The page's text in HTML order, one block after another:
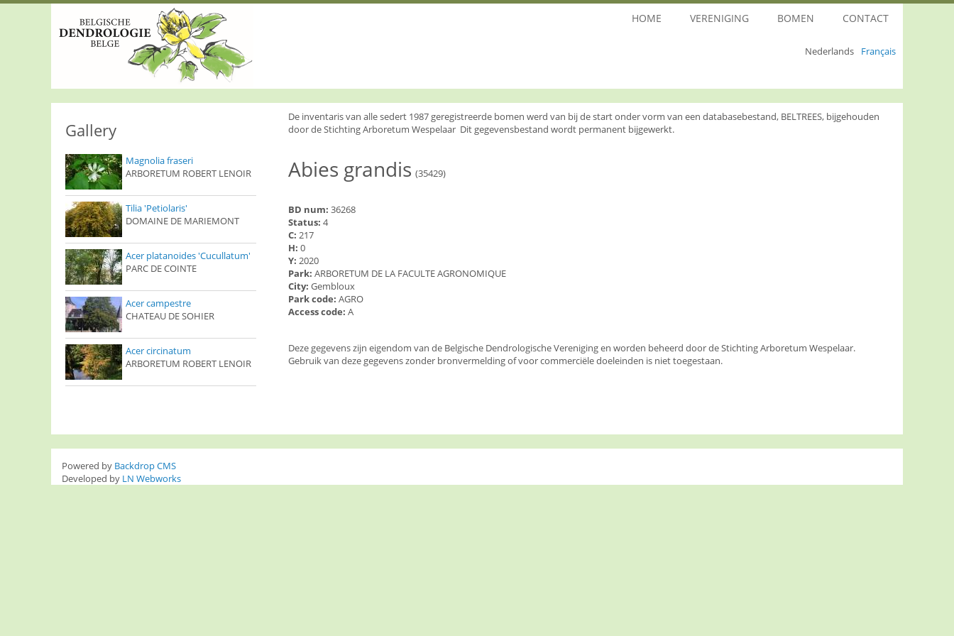
Nederlands Français
HOME VERENIGING BOMEN CONTACT
De inventaris van alle sedert 1987 geregistreerde bomen werd van bij de start onder vorm van een databasebestand, BELTREES, bijgehouden
door de Stichting Arboretum Wespelaar Dit gegevensbestand wordt permanent bijgewerkt.
Abies grandis (35429)
BD num: 36268
Status: 4
C: 217
H: 0
Y: 2020
Park: ARBORETUM DE LA FACULTE AGRONOMIQUE
City: Gembloux
Park code: AGRO
Access code: A
Deze gegevens zijn eigendom van de Belgische Dendrologische Vereniging en worden beheerd door de Stichting Arboretum Wespelaar.
Gebruik van deze gegevens zonder bronvermelding of voor commerciële doeleinden is niet toegestaan.
Gallery
Magnolia fraseri
ARBORETUM ROBERT LENOIR
Tilia 'Petiolaris'
DOMAINE DE MARIEMONT
Acer platanoides 'Cucullatum'
PARC DE COINTE
Acer campestre
CHATEAU DE SOHIER
Acer circinatum
ARBORETUM ROBERT LENOIR
Powered by Backdrop CMS
Developed by LN Webworks